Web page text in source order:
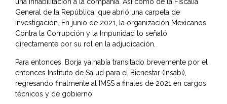
General de la República, que abrió una carpeta de
investigación. En junio de 2021, la organización Mexicanos
Contra la Corrupción y la Impunidad lo señaló
directamente por su rol en la adjudicación.
Para entonces, Borja ya había transitado brevemente por el
entonces Instituto de Salud para el Bienestar (Insabi),
regresando finalmente al IMSS a finales de 2021 en cargos
técnicos y de gobierno.